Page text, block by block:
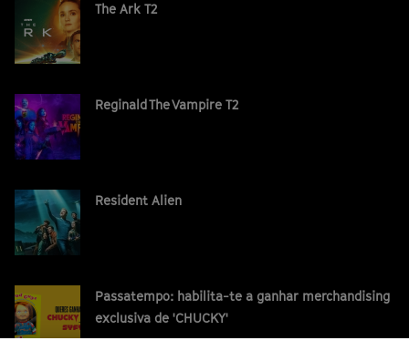
The Ark T2
Reginald The Vampire T2
Resident Alien
Passatempo: habilita-te a ganhar merchandising
exclusiva de 'CHUCKY'